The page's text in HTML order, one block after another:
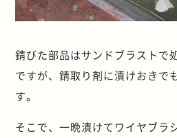
錆びた部品はサンドブラストで
ですが、錆取り剤に漬けおきで
す。
そこで、一晩漬けてワイヤブラ